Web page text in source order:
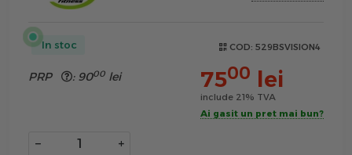
In stoc COD: 529BSVISION4
PRP : 9000 lei 7500 lei
include 21% TVA
Ai gasit un pret mai bun?
− +